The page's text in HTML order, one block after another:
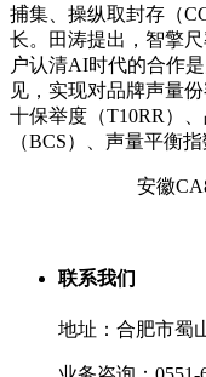
捕集、操纵取封存（
长。田涛提出，智擎
户认清AI时代的合作
见，实现对品牌声量
十保举度（T10RR）
（BCS）、声量平衡
安徽
联系我们
地址：合肥市蜀